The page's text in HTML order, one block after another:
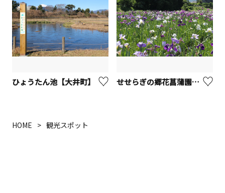
ひょうたん池【大井町】 せせらぎの郷花菖蒲園/水辺の広場
HOME 観光スポット